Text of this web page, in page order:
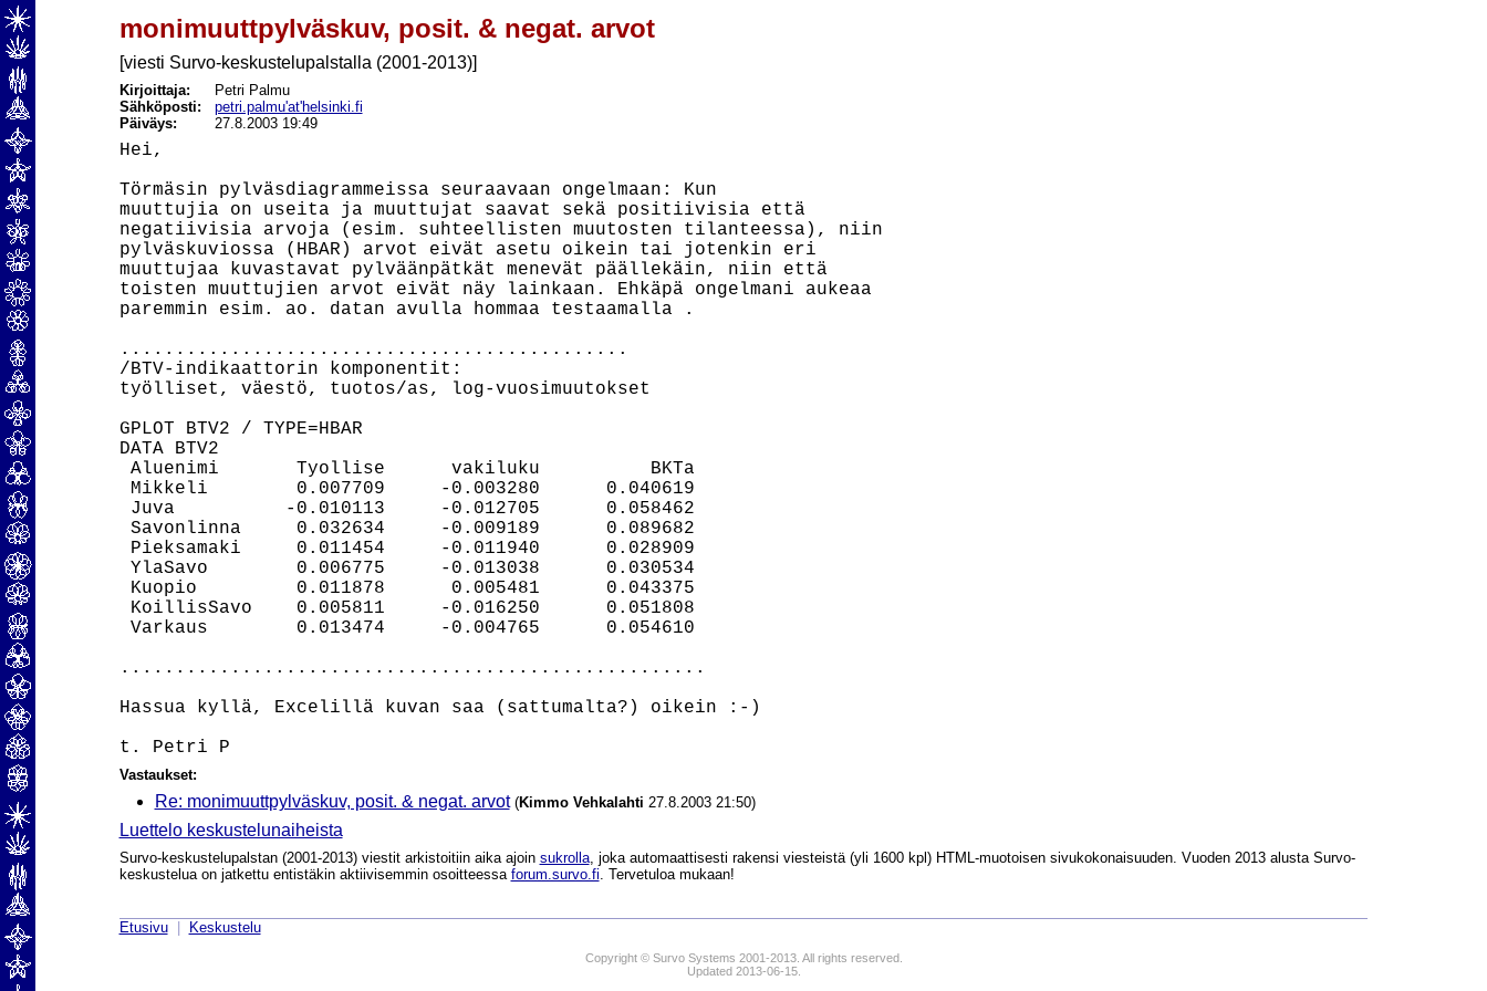
monimuuttpylväskuv, posit. & negat. arvot
[viesti Survo-keskustelupalstalla (2001-2013)]
Kirjoittaja:
Petri Palmu
Sähköposti: petri.palmu'at'helsinki.fi
Päiväys:
27.8.2003 19:49
Hei,
Törmäsin pylväsdiagrammeissa seuraavaan ongelmaan: Kun
muuttujia on useita ja muuttujat saavat sekä positiivisia että
negatiivisia arvoja (esim. suhteellisten muutosten tilanteessa), niin
pylväskuviossa (HBAR) arvot eivät asetu oikein tai jotenkin eri
muuttujaa kuvastavat pylväänpätkät menevät päällekäin, niin että
toisten muuttujien arvot eivät näy lainkaan. Ehkäpä ongelmani aukeaa
paremmin esim. ao. datan avulla hommaa testaamalla .
..............................................
/BTV-indikaattorin komponentit:
työlliset, väestö, tuotos/as, log-vuosimuutokset
GPLOT BTV2 / TYPE=HBAR
DATA BTV2
Aluenimi       Tyollise      vakiluku          BKTa
Mikkeli        0.007709     -0.003280      0.040619
Juva          -0.010113     -0.012705      0.058462
Savonlinna     0.032634     -0.009189      0.089682
Pieksamaki     0.011454     -0.011940      0.028909
YlaSavo        0.006775     -0.013038      0.030534
Kuopio         0.011878      0.005481      0.043375
KoillisSavo    0.005811     -0.016250      0.051808
Varkaus        0.013474     -0.004765      0.054610
.....................................................
Hassua kyllä, Excelillä kuvan saa (sattumalta?) oikein :-)
Vastaukset:
Re: monimuuttpylväskuv, posit. & negat. arvot (Kimmo Vehkalahti 27.8.2003 21:50)
Luettelo keskustelunaiheista
Survo-keskustelupalstan (2001-2013) viestit arkistoitiin aika ajoin sukrolla, joka automaattisesti rakensi viesteistä (yli 1600 kpl) HTML-muotoisen sivukokonaisuuden. Vuoden 2013 alusta Survo-
keskustelua on jatkettu entistäkin aktiivisemmin osoitteessa forum.survo.fi. Tervetuloa mukaan!
Etusivu| Keskustelu
Copyright © Survo Systems 2001-2013. All rights reserved.
Updated 2013-06-15.